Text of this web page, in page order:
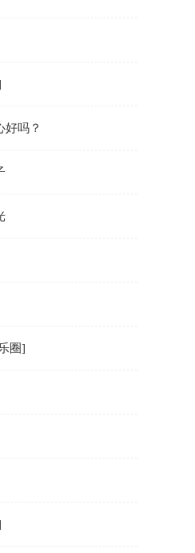
好吗？
圈]